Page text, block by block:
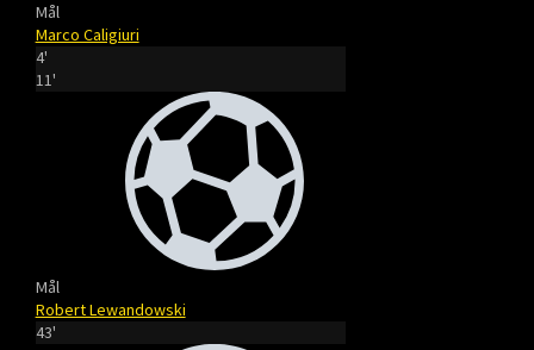
Mål
Marco Caligiuri
4'
11'
Mål
Robert Lewandowski
43'